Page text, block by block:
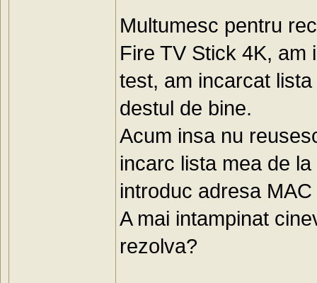
Multumesc pentru
Fire TV Stick 4K, am
test, am incarcat
destul de bine.
Acum insa nu
incarc lista mea de
introduc adresa
A mai intampinat
rezolva?